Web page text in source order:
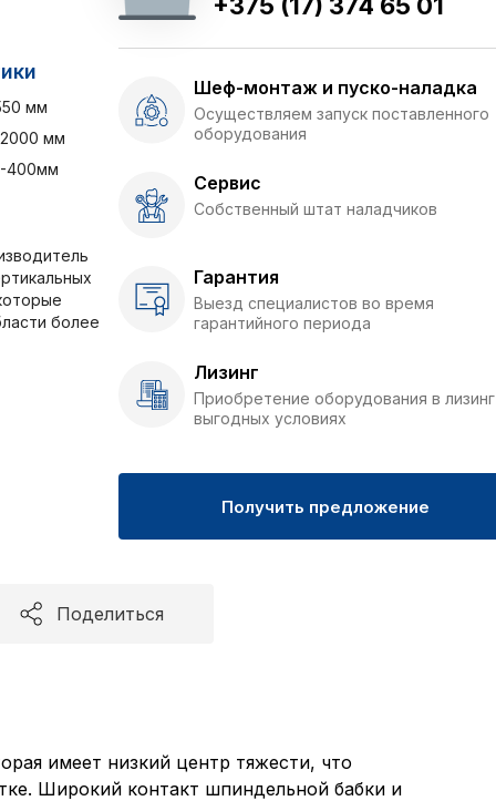
мм
мм
400мм
более
Шеф-монтаж и пуско-наладка
Осуществляем запуск поставленного
оборудования
Сервис
Собственный штат наладчиков
Гарантия
Выезд специалистов во время
гарантийного периода
Лизинг
Приобретение оборудования в
выгодных условиях
Получить предложение
Поделиться
имеет низкий центр тяжести, что
Широкий контакт шпиндельной бабки и